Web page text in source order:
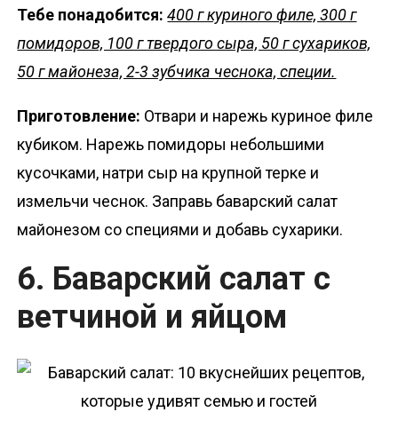
Тебе понадобится:400 г куриного филе, 300 г
помидоров, 100 г твердого сыра, 50 г сухариков,
50 г майонеза, 2-3 зубчика чеснока, специи.
Приготовление: Отвари и нарежь куриное филе
кубиком. Нарежь помидоры небольшими
кусочками, натри сыр на крупной терке и
измельчи чеснок. Заправь баварский салат
майонезом со специями и добавь сухарики.
6. Баварский салат с
ветчиной и яйцом